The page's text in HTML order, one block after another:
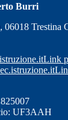
Burri
06018 Trestina
Link
UF3AAH